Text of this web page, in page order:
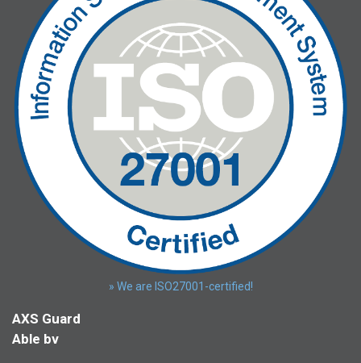
» We are ISO27001-certified!
AXS Guard
Able bv